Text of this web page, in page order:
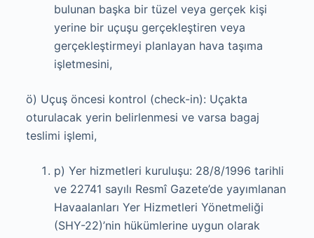
bulunan başka bir tüzel veya gerçek kişi
yerine bir uçuşu gerçekleştiren veya
gerçekleştirmeyi planlayan hava taşıma
işletmesini,
ö) Uçuş öncesi kontrol (check-in): Uçakta
oturulacak yerin belirlenmesi ve varsa bagaj
teslimi işlemi,
p) Yer hizmetleri kuruluşu: 28/8/1996 tarihli
ve 22741 sayılı Resmî Gazete’de yayımlanan
Havaalanları Yer Hizmetleri Yönetmeliği
(SHY-22)’nin hükümlerine uygun olarak